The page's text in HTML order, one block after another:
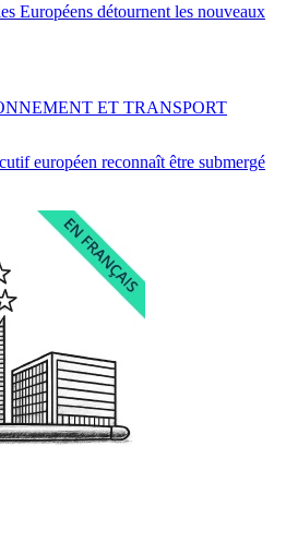
Européens détournent les nouveaux
européen reconnaît être submergé
ET TRANSPORT